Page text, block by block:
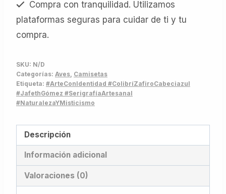
Compra con tranquilidad. Utilizamos
plataformas seguras para cuidar de ti y tu
compra.
SKU: N/D
Categorías: Aves Camisetas
Etiqueta: #ArteConIdentidad #ColibríZafiroCabeciazul
#JafethGómez #SerigrafíaArtesanal
#NaturalezaYMisticismo
Descripción
Información adicional
Valoraciones (0)